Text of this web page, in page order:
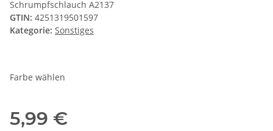
Schrumpfschlauch A2137
GTIN: 4251319501597
Kategorie: Sonstiges
Farbe wählen
5,99 €